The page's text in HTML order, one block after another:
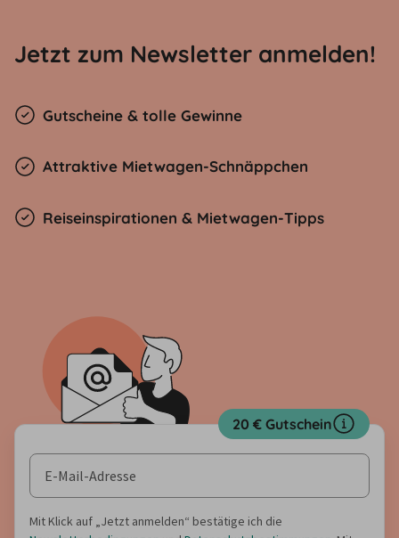
Jetzt zum Newsletter anmelden!
Gutscheine & tolle Gewinne
Attraktive Mietwagen-Schnäppchen
Reiseinspirationen & Mietwagen-Tipps
20 € Gutschein
Mit Klick auf „Jetzt anmelden“ bestätige ich die